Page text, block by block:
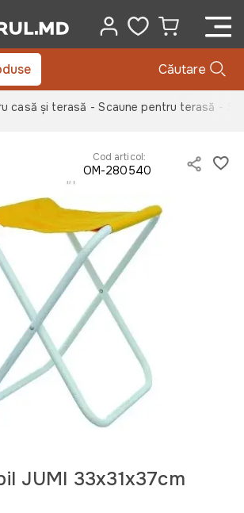
Căutare
casă și terasă - Scaune pentru terasă -
Cod articol:
OM-280540
JUMI 33x31x37cm